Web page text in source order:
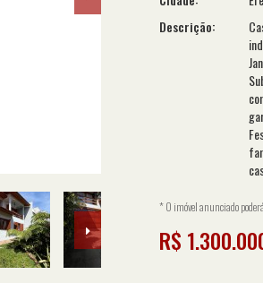
Descrição:
* O imóvel anunciado
R$